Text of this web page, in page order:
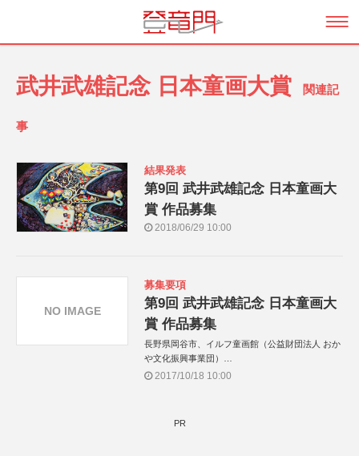
武井武雄記念 日本童画大賞 関連記
事
結果発表
第9回 武井武雄記念 日本童画大
賞 作品募集
2018/06/29 10:00
募集要項
第9回 武井武雄記念 日本童画大
賞 作品募集
長野県岡谷市、イルフ童画館（公益財団法人 おか
や文化振興事業団）
共催：株式会社フレーベル館、信濃毎日新聞社、
2017/10/18 10:00
NO IMAGE
PR